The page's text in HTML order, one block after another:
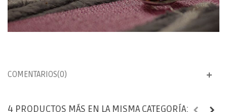
COMENTARIOS(0)
4 PRODUCTOS MÁS EN LA MISMA CATEGORÍA: